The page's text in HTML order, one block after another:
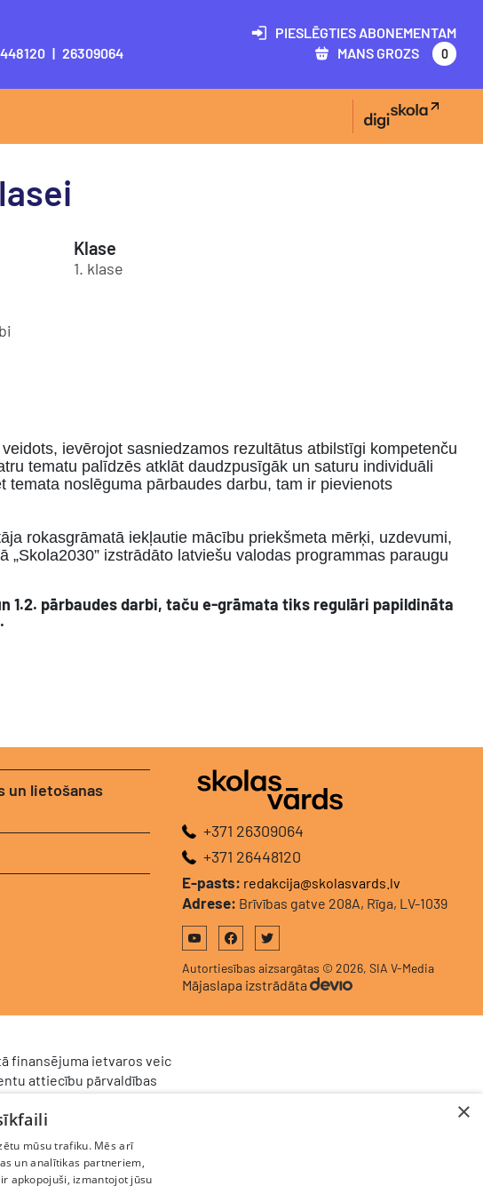
| 26309064
PIESLĒGTIES ABONEMENTAM
MANS GROZS
0
Klase
1. klase
ievērojot sasniedzamos rezultātus atbilstīgi kompetenču
tematu palīdzēs atklāt daudzpusīgāk un saturu individuāli
temata noslēguma pārbaudes darbu, tam ir pievienots
rokasgrāmatā iekļautie mācību priekšmeta mērķi, uzdevumi,
izstrādāto latviešu valodas programmas paraugu
1.2. pārbaudes darbi, taču e-grāmata tiks regulāri papildināta
un lietošanas
+371 26309064
+371 26448120
E-pasts: redakcija@skolasvards.lv
Adrese: Brīvības gatve 208A, Rīga, LV-1039
Autortiesības aizsargātas © 2026, SIA V-Media
Mājaslapa izstrādāta
finansējuma ietvaros veic
attiecību pārvaldības
9.2-17-L-2024/928 ar
ar Atveseļošanas
(atbalsta pieteikuma
pārvaldības sistēma
un darījumu plūsmu, kā
×
mūsu trafiku. Mēs arī
un analītikas partneriem,
apkopojuši, izmantojot jūsu